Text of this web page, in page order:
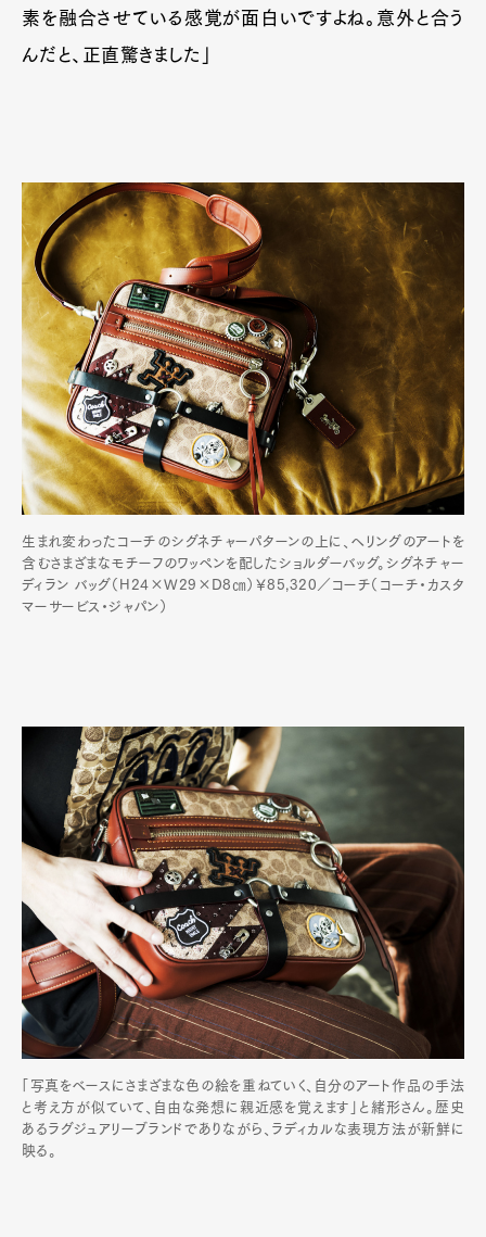
素を融合させている感覚が面白いですよね。意外と合う
んだと、正直驚きました」
生まれ変わったコーチのシグネチャーパターンの上に、ヘリングのアートを
含むさまざまなモチーフのワッペンを配したショルダーバッグ。シグネチャー
ディラン バッグ（H24×W29×D8㎝）￥85,320／コーチ（コーチ・カスタ
マーサービス・ジャパン）
「写真をベースにさまざまな色の絵を重ねていく、自分のアート作品の手法
と考え方が似ていて、自由な発想に親近感を覚えます」と緒形さん。歴史
あるラグジュアリーブランドでありながら、ラディカルな表現方法が新鮮に
映る。